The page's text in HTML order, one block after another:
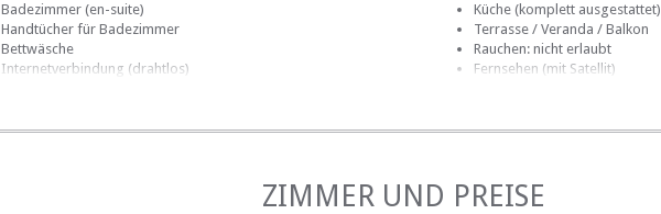
Badezimmer (en-suite)
Handtücher für Badezimmer
Bettwäsche
Internetverbindung (drahtlos)
Küche (komplett ausgestattet)
Terrasse / Veranda / Balkon
Rauchen: nicht erlaubt
Fernsehen (mit Satellit)
AUF DEM GELÄNDE
Schwimmbad
ZIMMER UND PREISE